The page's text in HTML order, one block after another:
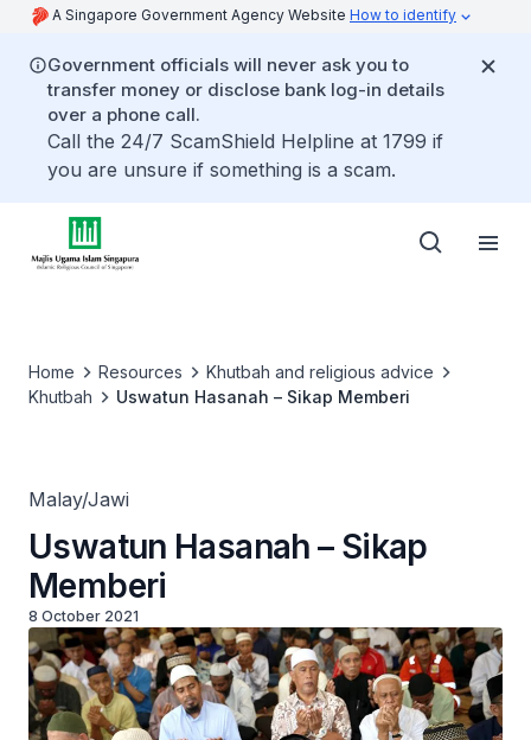
A Singapore Government Agency Website How to identify
Government officials will never ask you to
transfer money or disclose bank log-in details
over a phone call.
Call the 24/7 ScamShield Helpline at 1799 if
you are unsure if something is a scam.
Home Resources
Khutbah and religious advice
Khutbah
Uswatun Hasanah – Sikap Memberi
Malay/Jawi
Uswatun Hasanah – Sikap
Memberi
8 October 2021